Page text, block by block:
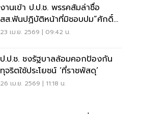
งานเข้า ป.ป.ช. พรรคส้มล่าชื่อ
สส.ฟันปฏิบัติหน้าที่มิชอบปม“ศักดิ์
สยาม”
23 เม.ย. 2569 | 09:42 น.
ป.ป.ช. ชงรัฐบาลล้อมคอกป้องกัน
ทุจริตใช้ประโยชน์ ‘ที่ราชพัสดุ’
26 เม.ย. 2569 | 11:18 น.